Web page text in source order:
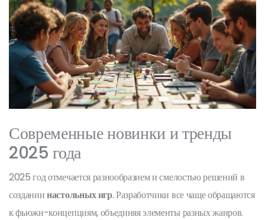
Современные новинки и тренды
2025 года
2025 год отмечается разнообразием и смелостью решений в
созданиинастольных игр. Разработчики все чаще обращаются
к фьюжн-концепциям, объединяя элементы разных жанров.